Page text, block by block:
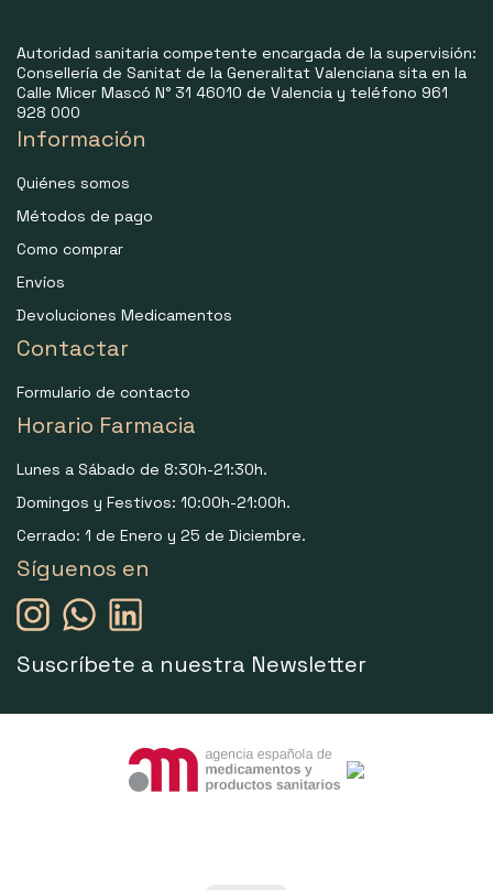
Autoridad sanitaria competente encargada de la supervisión:
Consellería de Sanitat de la Generalitat Valenciana sita en la
Calle Micer Mascó N° 31 46010 de Valencia y teléfono 961
928 000
Información
Quiénes somos
Métodos de pago
Como comprar
Envíos
Devoluciones Medicamentos
Contactar
Formulario de contacto
Horario Farmacia
Lunes a Sábado de 8:30h-21:30h.
Domingos y Festivos: 10:00h-21:00h.
Cerrado: 1 de Enero y 25 de Diciembre.
Síguenos en
Suscríbete a nuestra Newsletter